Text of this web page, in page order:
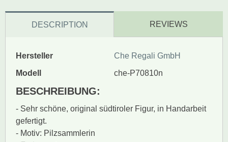
DESCRIPTION REVIEWS
Hersteller
Che Regali GmbH
Modell
che-P70810n
BESCHREIBUNG:
- Sehr schöne, original südtiroler Figur, in Handarbeit
gefertigt.
- Motiv: Pilzsammlerin